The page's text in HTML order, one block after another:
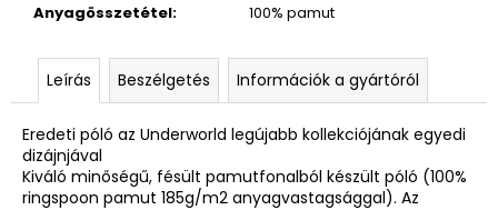
Anyagösszetétel: 100% pamut
Leírás Beszélgetés Információk a gyártóról
Eredeti póló az Underworld legújabb kollekciójának egyedi
dizájnjával
Kiváló minőségű, fésült pamutfonalból készült póló (100%
ringspoon pamut 185g/m2 anyagvastagsággal). Az